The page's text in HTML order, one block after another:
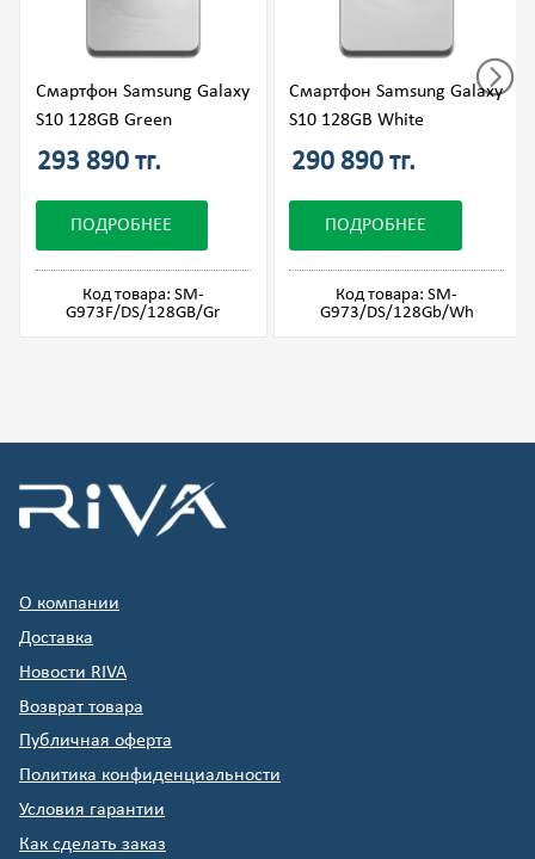
Смартфон Samsung Galaxy
S10 128GB Green
293 890 тг.
ПОДРОБНЕЕ
Код товара: SM-
G973F/DS/128GB/Gr
Смартфон Samsung Galaxy
S10 128GB White
290 890 тг.
ПОДРОБНЕЕ
Код товара: SM-
G973/DS/128Gb/Wh
О компании
Доставка
Новости RIVA
Возврат товара
Публичная оферта
Политика конфиденциальности
Условия гарантии
Как сделать заказ